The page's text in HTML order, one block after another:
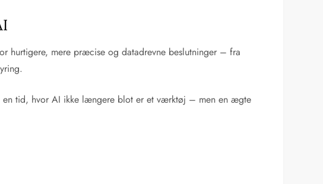
hurtigere, mere præcise og datadrevne beslutninger – fra
en tid, hvor AI ikke længere blot er et værktøj – men en ægte